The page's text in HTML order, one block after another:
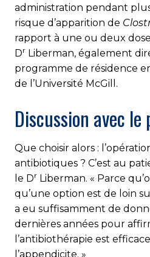
administration pendant
risque d’apparition de
rapport à une ou deux
Dr Liberman, également
programme de résidence
de l’Université McGill.
Discussion avec
Que choisir alors :
antibiotiques ? C’est au
le Dr Liberman. « Parce
qu’une option est de loin
a eu suffisamment de
dernières années pour
l’antibiothérapie est
l’appendicite. »